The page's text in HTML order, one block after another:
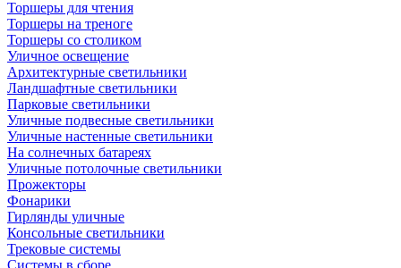
Торшеры для чтения
Торшеры на треноге
Торшеры со столиком
Уличное освещение
Архитектурные светильники
Ландшафтные светильники
Парковые светильники
Уличные подвесные светильники
Уличные настенные светильники
На солнечных батареях
Уличные потолочные светильники
Прожекторы
Фонарики
Гирлянды уличные
Консольные светильники
Трековые системы
Системы в сборе